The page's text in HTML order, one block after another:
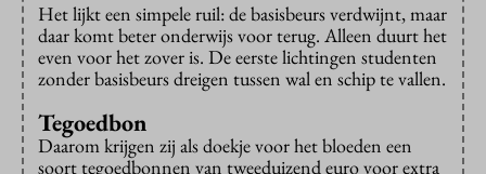
Het lijkt een simpele ruil: de basisbeurs verdwijnt, maar
daar komt beter onderwijs voor terug. Alleen duurt het
even voor het zover is. De eerste lichtingen studenten
zonder basisbeurs dreigen tussen wal en schip te vallen.
Tegoedbon
Daarom krijgen zij als doekje voor het bloeden een
soort tegoedbonnen van tweeduizend euro voor extra